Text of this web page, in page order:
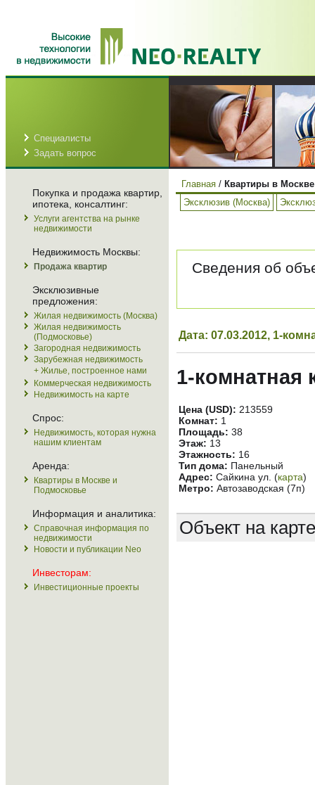
Специалисты
Задать вопрос
Покупка и продажа квартир,
ипотека, консалтинг:
Услуги агентства на рынке
недвижимости
Недвижимость Москвы:
Продажа квартир
Эксклюзивные
предложения:
Жилая недвижимость (Москва)
Жилая недвижимость
(Подмосковье)
Загородная недвижимость
Зарубежная недвижимость
+ Жилье, построенное нами
Коммерческая недвижимость
Недвижимость на карте
Спрос:
Недвижимость, которая нужна
нашим клиентам
Аренда:
Квартиры в Москве и
Подмосковье
Информация и аналитика:
Справочная информация по
недвижимости
Новости и публикации Neo
Инвесторам:
Инвестиционные проекты
Главная / Квартиры в
Эксклюзив (Москва)
Сведения об
Дата: 07.03.2012, 1-
1-комнатная
Цена (USD): 213559
Комнат: 1
Площадь: 38
Этаж: 13
Этажность: 16
Тип дома: Панельный
Адрес: Сайкина ул. (карта)
Метро: Автозаводская (7п)
Объект на карте